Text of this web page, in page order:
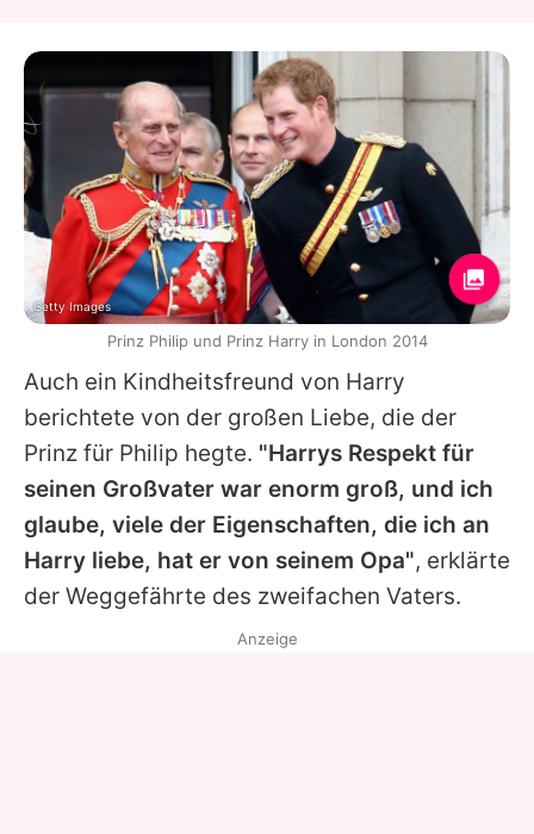
Auch ein Kindheitsfreund von Harry
berichtete von der großen Liebe, die der
Prinz für Philip hegte. "Harrys Respekt für
seinen Großvater war enorm groß, und ich
glaube, viele der Eigenschaften, die ich an
Harry liebe, hat er von seinem Opa", erklärte
der Weggefährte des zweifachen Vaters.
Getty Images
Prinz Philip und Prinz Harry in London 2014
Anzeige